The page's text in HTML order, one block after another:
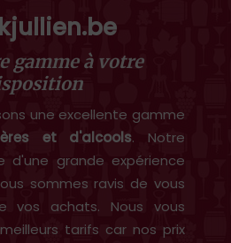
gamme à votre
une excellente gamme
et d'alcools. Notre
d'une grande expérience
sommes ravis de vous
vos achats. Nous vous
tarifs car nos prix